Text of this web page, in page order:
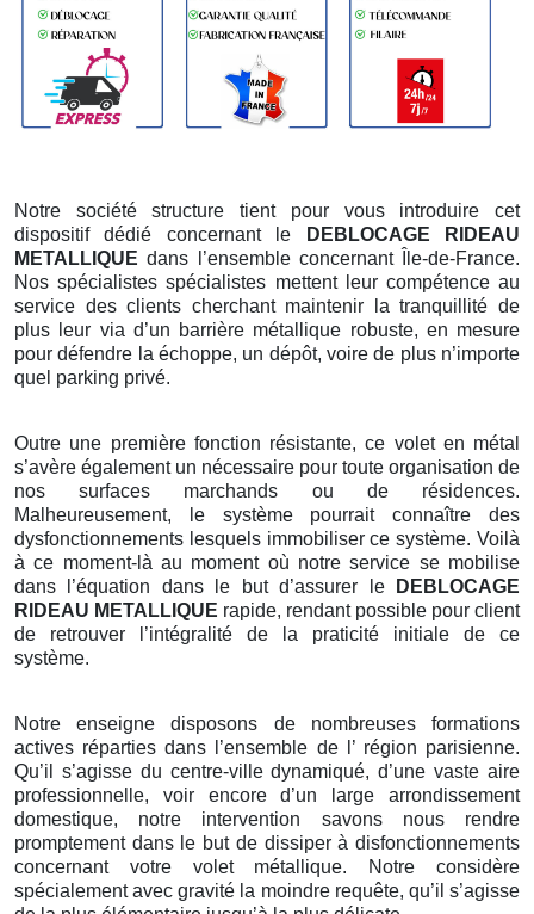
Notre société structure tient pour vous introduire cet
dispositif dédié concernant le
DEBLOCAGE RIDEAU
METALLIQUE dans l’ensemble concernant Île-de-France.
Nos spécialistes spécialistes mettent leur compétence au
service des clients cherchant maintenir la tranquillité de
plus leur via d’un barrière métallique robuste, en mesure
pour défendre la échoppe, un dépôt, voire de plus n’importe
quel parking privé.
Outre une première fonction résistante, ce volet en métal
s’avère également un nécessaire pour toute organisation de
nos surfaces marchands ou de résidences.
Malheureusement, le système pourrait connaître des
dysfonctionnements lesquels immobiliser ce système. Voilà
à ce moment-là au moment où notre service se mobilise
dans l’équation dans le but d’assurer le
DEBLOCAGE
RIDEAU METALLIQUE rapide, rendant possible pour client
de retrouver l’intégralité de la praticité initiale de ce
système.
Notre enseigne disposons de nombreuses formations
actives réparties dans l’ensemble de l’ région parisienne.
Qu’il s’agisse du centre-ville dynamiqué, d’une vaste aire
professionnelle, voir encore d’un large arrondissement
domestique, notre intervention savons nous rendre
promptement dans le but de dissiper à disfonctionnements
concernant votre volet métallique. Notre considère
spécialement avec gravité la moindre requête, qu’il s’agisse